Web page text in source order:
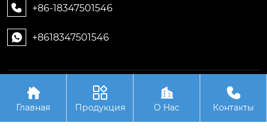
 +86-18347501546
 +8618347501546
Авторское право©ООО Ляонин Мэйигао Электро
Автоматизация Оборудования

Главная

Продукция

О Hас

Контакты